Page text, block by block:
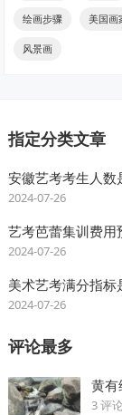
绘画步骤 美国画
风景画
指定分类文章
安徽艺考考生人数
2024-07-26
艺考芭蕾集训费用
2024-07-26
美术艺考满分指标
2024-07-26
评论最多
黄
3 评论